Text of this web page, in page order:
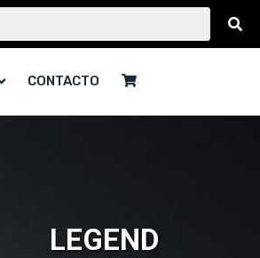
CONTACTO
LEGEND